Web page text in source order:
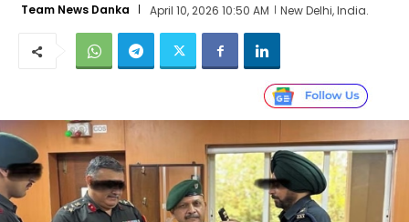
Team News Danka April 10, 2026 10:50 AM New Delhi, India.